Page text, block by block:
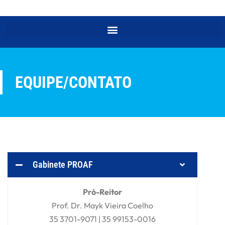
EQUIPE/CONTATO
Gabinete PROAF
Pró-Reitor
Prof. Dr. Mayk Vieira Coelho
35 3701-9071 | 35 99153-0016